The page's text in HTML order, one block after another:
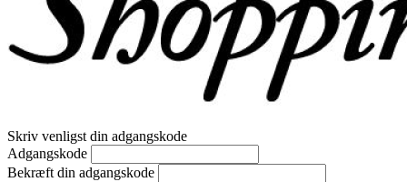
Skriv venligst din adgangskode
Adgangskode
Bekræft din adgangskode